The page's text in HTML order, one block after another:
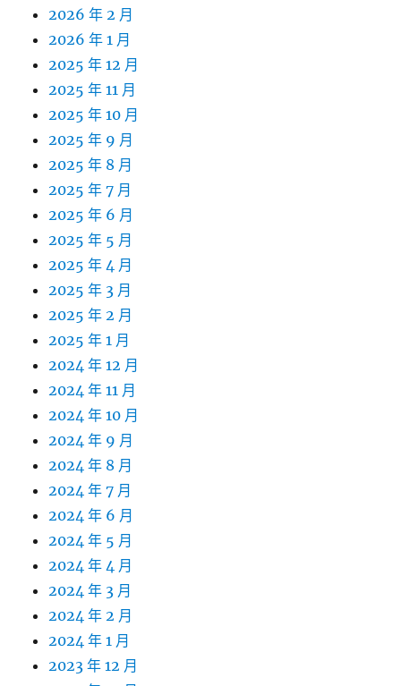
2026 年 2 月
2026 年 1 月
2025 年 12 月
2025 年 11 月
2025 年 10 月
2025 年 9 月
2025 年 8 月
2025 年 7 月
2025 年 6 月
2025 年 5 月
2025 年 4 月
2025 年 3 月
2025 年 2 月
2025 年 1 月
2024 年 12 月
2024 年 11 月
2024 年 10 月
2024 年 9 月
2024 年 8 月
2024 年 7 月
2024 年 6 月
2024 年 5 月
2024 年 4 月
2024 年 3 月
2024 年 2 月
2024 年 1 月
2023 年 12 月